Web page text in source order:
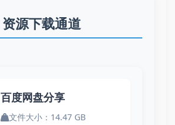
资源下载通道
百度网盘分享
文件大小：14.47 GB